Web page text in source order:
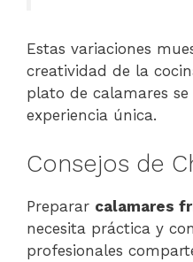
Estas variaciones
creatividad de la
plato de calamares
experiencia única.
Consejos de
Preparar calamares
necesita práctica y
profesionales